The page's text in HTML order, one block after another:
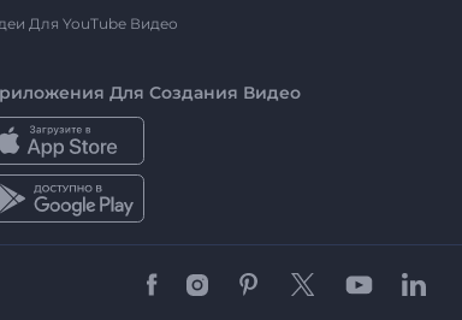
Для YouTube Видео
Для Создания Видео